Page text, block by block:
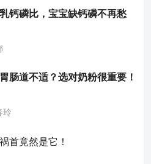
钙磷比，宝宝缺钙磷不再愁
肠道不适？选对奶粉很重要！
玲
首竟然是它！